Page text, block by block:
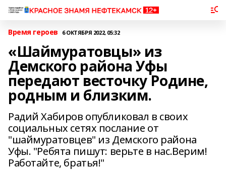
Время героев 6 ОКТЯБРЯ 2022, 05:32
«Шаймуратовцы» из
Демского района Уфы
передают весточку Родине,
родным и близким.
Радий Хабиров опубликовал в своих
социальных сетях послание от
"шаймуратовцев" из Демского района
Уфы. "Ребята пишут: верьте в нас.Верим!
Работайте, братья!"